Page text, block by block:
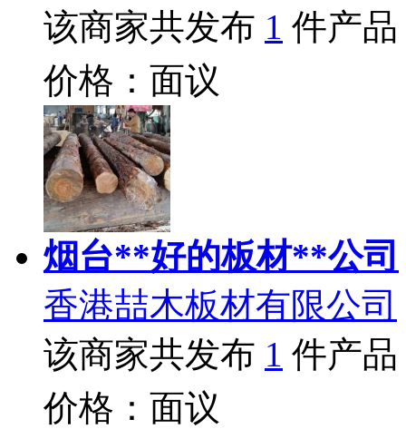
该商家共发布 1 件产品
价格：面议
烟台**好的板材**公司
香港喆木板材有限公司
该商家共发布 1 件产品
价格：面议